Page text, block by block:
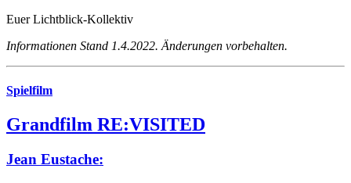
Euer Lichtblick-Kollektiv
Informationen Stand 1.4.2022. Änderungen vorbehalten.
Spielfilm
Grandfilm RE:VISITED
Jean Eustache: